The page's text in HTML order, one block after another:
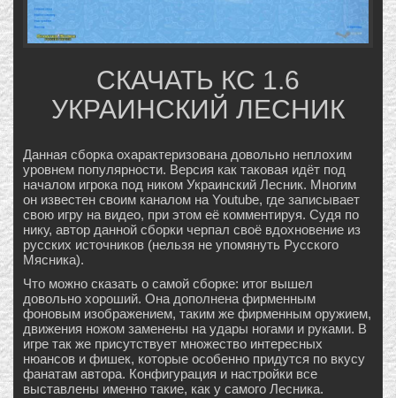
СКАЧАТЬ КС 1.6
УКРАИНСКИЙ ЛЕСНИК
Данная сборка охарактеризована довольно неплохим
уровнем популярности. Версия как таковая идёт под
началом игрока под ником Украинский Лесник. Многим
он известен своим каналом на Youtube, где записывает
свою игру на видео, при этом её комментируя. Судя по
нику, автор данной сборки черпал своё вдохновение из
русских источников (нельзя не упомянуть Русского
Мясника).
Что можно сказать о самой сборке: итог вышел
довольно хороший. Она дополнена фирменным
фоновым изображением, таким же фирменным оружием,
движения ножом заменены на удары ногами и руками. В
игре так же присутствует множество интересных
нюансов и фишек, которые особенно придутся по вкусу
фанатам автора. Конфигурация и настройки все
выставлены именно такие, как у самого Лесника.